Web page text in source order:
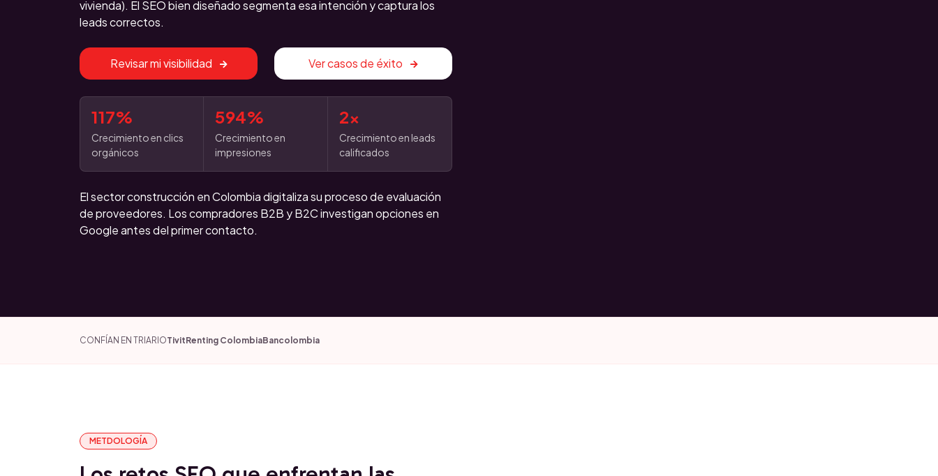
vivienda). El SEO bien diseñado segmenta esa intención y captura los
leads correctos.
Revisar mi visibilidad Ver casos de éxito
117%
Crecimiento en clics
orgánicos
594%
Crecimiento en
impresiones
2x
Crecimiento en leads
calificados
El sector construcción en Colombia digitaliza su proceso de evaluación
de proveedores. Los compradores B2B y B2C investigan opciones en
Google antes del primer contacto.
CONFÍAN EN TRIARIOTivitRenting ColombiaBancolombia
METDOLOGÍA